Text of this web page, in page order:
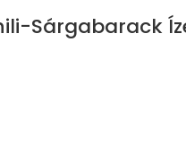
Sárgabarack